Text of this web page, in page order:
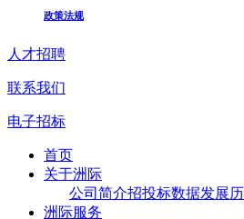
政策法规
人才招聘
联系我们
电子招标
首页
关于洲际
公司简介招投标数据发展
洲际服务